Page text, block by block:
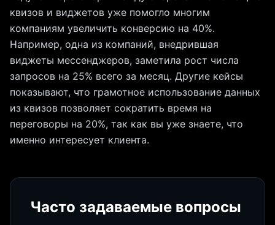
квизов и виджетов уже помогло многим
компаниям увеличить конверсию на 40%.
Например, одна из компаний, внедрившая
виджеты мессенджеров, заметила рост числа
запросов на 25% всего за месяц. Другие кейсы
показывают, что грамотное использование данных
из квизов позволяет сократить время на
переговоры на 20%, так как вы уже знаете, что
именно интересует клиента.
Часто задаваемые вопросы